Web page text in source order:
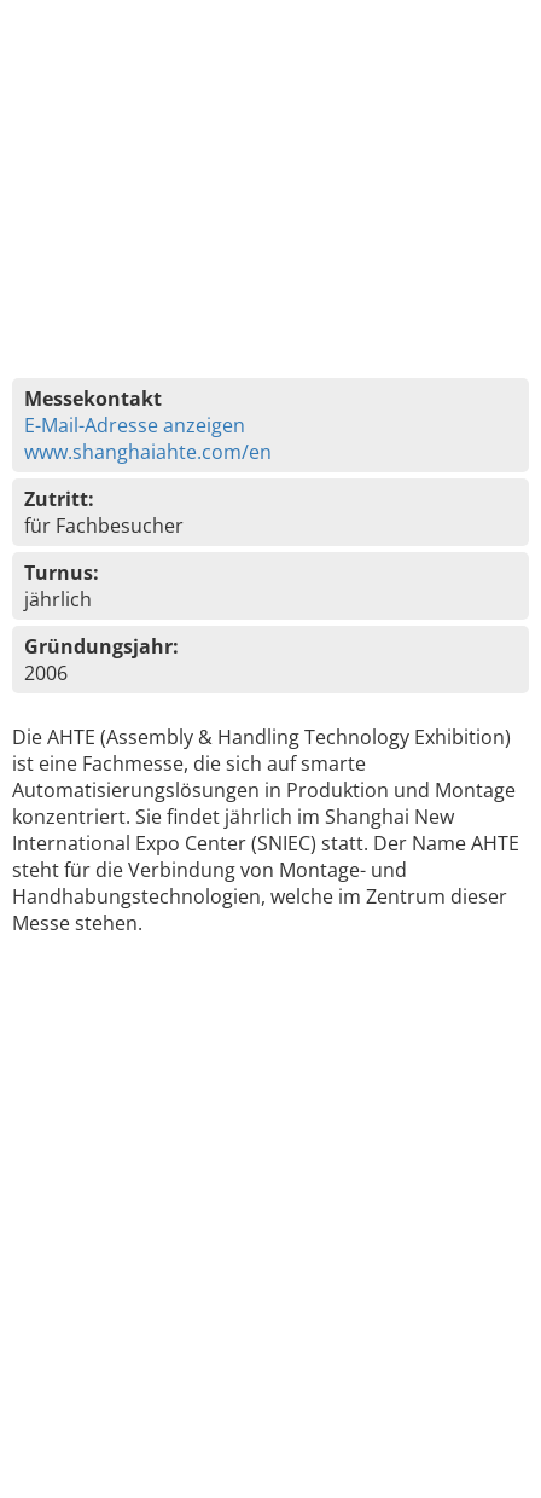
Messekontakt
E-Mail-Adresse anzeigen
www.shanghaiahte.com/en
Zutritt:
für Fachbesucher
Turnus:
jährlich
Gründungsjahr:
2006
Die AHTE (Assembly & Handling Technology Exhibition)
ist eine Fachmesse, die sich auf smarte
Automatisierungslösungen in Produktion und Montage
konzentriert. Sie findet jährlich im Shanghai New
International Expo Center (SNIEC) statt. Der Name AHTE
steht für die Verbindung von Montage- und
Handhabungstechnologien, welche im Zentrum dieser
Messe stehen.